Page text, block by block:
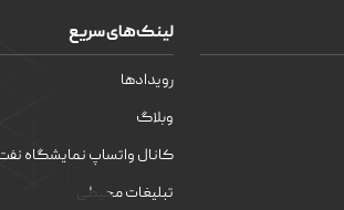
لینک‌های سریع
رویدادها
وبلاگ
کانال واتساپ نمایشگاه
تبلیغات محیطی